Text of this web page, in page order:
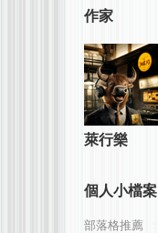
作家
萊行樂
個人小檔案
部落格推薦